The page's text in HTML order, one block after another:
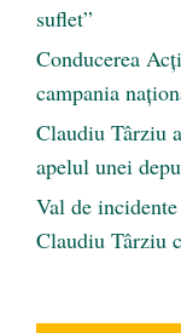
suflet”
Conducerea
campania
Claudiu Târziu
apelul unei
Val de
Claudiu Târziu